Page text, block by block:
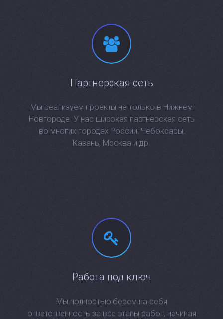
Партнерская сеть
Мы реализуем проекты не только в Нижнем
Новгороде. У нас широкая партнерская сеть
во многих городах России: Чебоксары,
Казань, Москва и др.
Работа под ключ
Мы полностью берем на себя
ответственность за все этапы работ, начиная